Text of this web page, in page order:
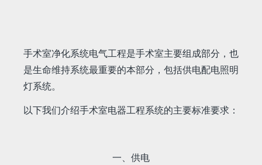
手术室净化系统电气工程是手术室主要组成部分，也
是生命维持系统最重要的本部分，包括供电配电照明
灯系统。
以下我们介绍手术室电器工程系统的主要标准要求：
一、供电